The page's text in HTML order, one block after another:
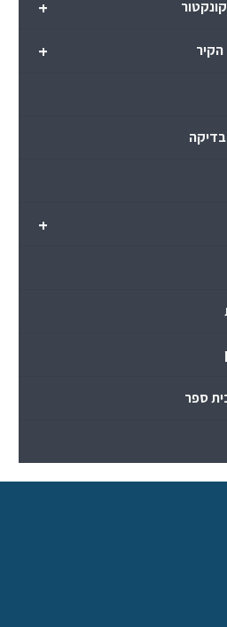
+
+ הקיר
בדיקה
+
ספר